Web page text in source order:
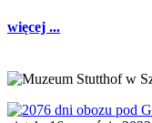
więcej ...